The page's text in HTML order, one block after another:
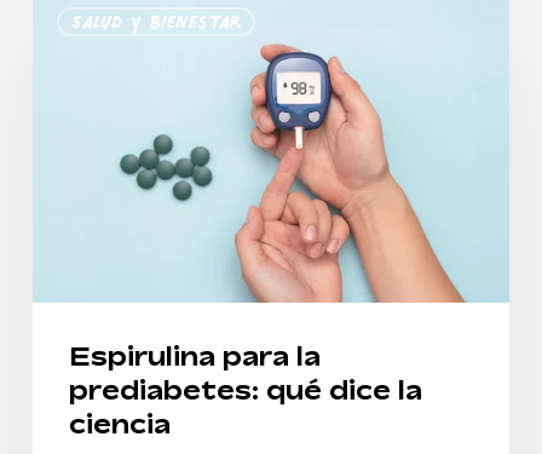
Salud Y Bienestar
para
Espirulina para la
prediabetes: qué dice la
ciencia